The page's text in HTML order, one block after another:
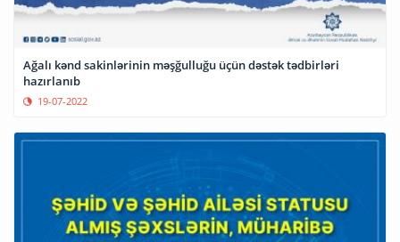
Ağalı kənd sakinlərinin məşğulluğu üçün dəstək tədbirləri
hazırlanıb
19-07-2022